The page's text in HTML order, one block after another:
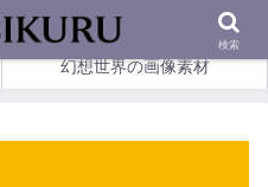
り絵とやさしい画像素材。
幻想世界の画像素材
検索